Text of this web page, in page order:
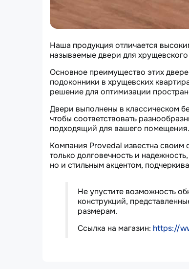
Наша продукция отличается
называемые двери для
Основное преимущество этих
подоконники в хрущевских
решение для оптимизации
Двери выполнены в классическом
чтобы соответствовать
подходящий для вашего помещения.
Компания Provedal известна своим
только долговечность и
но и стильным акцентом,
Не упустите возможность
конструкций,
размерам.
Ссылка на магазин: https://